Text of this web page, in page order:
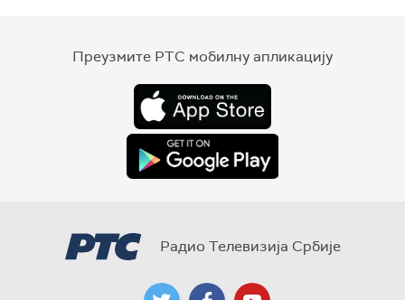
Преузмите РТС мобилну апликацију
Радио Телевизија Србије